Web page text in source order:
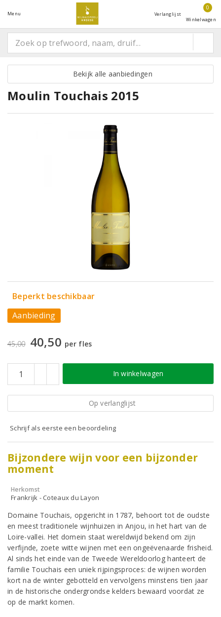
Menu Verlanglijst
0
Winkelwagen
Bekijk alle aanbiedingen
Moulin Touchais 2015
Beperkt beschikbaar
Aanbieding
45,00 40,50 per fles
In winkelwagen
Op verlanglijst
Schrijf als eerste een beoordeling
Bijzondere wijn voor een bijzonder
moment
Herkomst
Frankrijk - Coteaux du Layon
Domaine Touchais, opgericht in 1787, behoort tot de oudste
en meest traditionele wijnhuizen in Anjou, in het hart van de
Loire-vallei. Het domein staat wereldwijd bekend om zijn
verfijnde, zoete witte wijnen met een ongeëvenaarde frisheid.
Al sinds het einde van de Tweede Wereldoorlog hanteert de
familie Touchais een uniek rijpingsproces: de wijnen worden
kort na de winter gebotteld en vervolgens minstens tien jaar
in de historische ondergrondse kelders bewaard voordat ze
op de markt komen.